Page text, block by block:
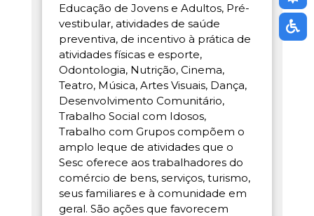
Educação de Jovens e Adultos, Pré-
vestibular, atividades de saúde
preventiva, de incentivo à prática de
atividades físicas e esporte,
Odontologia, Nutrição, Cinema,
Teatro, Música, Artes Visuais, Dança,
Desenvolvimento Comunitário,
Trabalho Social com Idosos,
Trabalho com Grupos compõem o
amplo leque de atividades que o
Sesc oferece aos trabalhadores do
comércio de bens, serviços, turismo,
seus familiares e à comunidade em
geral. São ações que favorecem